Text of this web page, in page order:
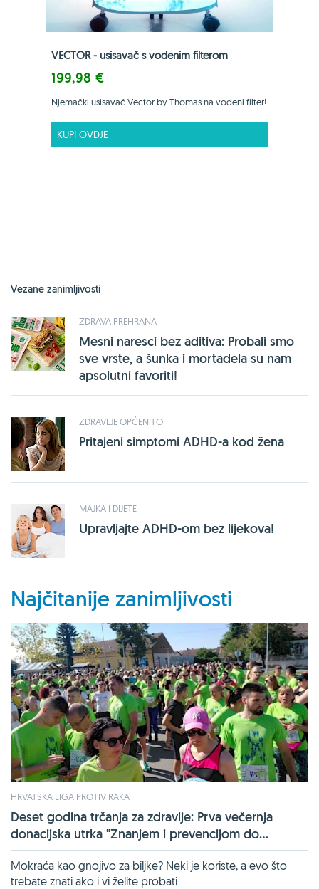
VECTOR - usisavač s vodenim filterom
199,98 €
Njemački usisavač Vector by Thomas na vodeni filter!
KUPI OVDJE
Vezane zanimljivosti
ZDRAVA PREHRANA
Mesni naresci bez aditiva: Probali smo
sve vrste, a šunka i mortadela su nam
apsolutni favoriti!
ZDRAVLJE OPĆENITO
Pritajeni simptomi ADHD-a kod žena
MAJKA I DIJETE
Upravljajte ADHD-om bez lijekova!
Najčitanije zanimljivosti
HRVATSKA LIGA PROTIV RAKA
Deset godina trčanja za zdravlje: Prva večernja
donacijska utrka "Znanjem i prevencijom do...
Mokraća kao gnojivo za biljke? Neki je koriste, a evo što
trebate znati ako i vi želite probati